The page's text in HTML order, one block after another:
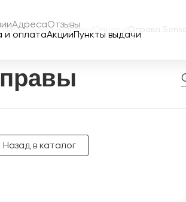
АдресаОтзывы
и оплатаАкцииПункты выдачи
/ Интернет-магазин Оправа
Назад в каталог